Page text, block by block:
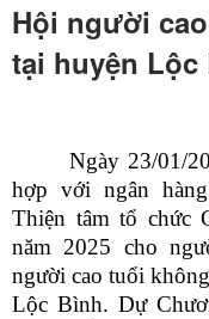
Hội người
tại huyện Lộc
Ngày 23/01/
hợp với ngân
Thiện tâm tổ chức
năm 2025 cho
người cao tuổi
Lộc Bình. Dự